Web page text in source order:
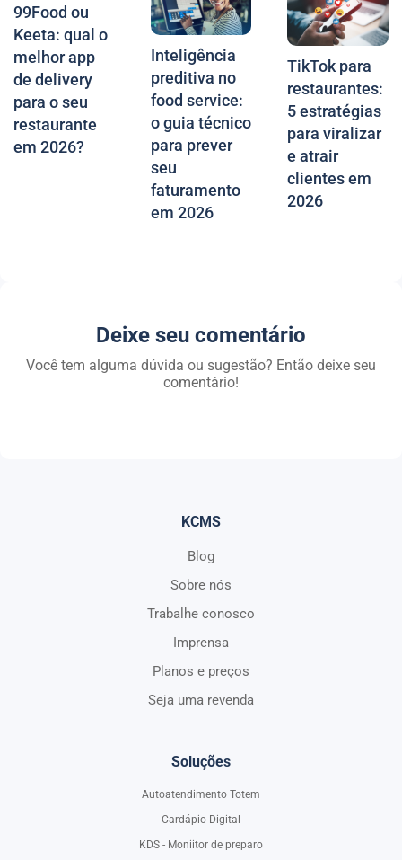
99Food ou
Keeta: qual o
melhor app
de delivery
para o seu
restaurante
em 2026?
Inteligência
preditiva no
food service:
o guia técnico
para prever
seu
faturamento
em 2026
TikTok para
restaurantes:
5 estratégias
para viralizar
e atrair
clientes em
2026
Deixe seu comentário
Você tem alguma dúvida ou sugestão? Então deixe seu
comentário!
KCMS
Blog
Sobre nós
Trabalhe conosco
Imprensa
Planos e preços
Seja uma revenda
Soluções
Autoatendimento Totem
Cardápio Digital
KDS - Moniitor de preparo